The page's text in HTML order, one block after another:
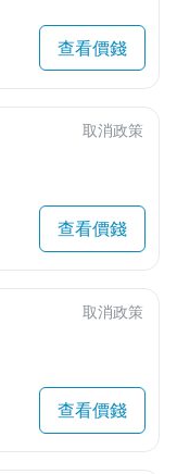
查看價錢
取消政策
查看價錢
取消政策
查看價錢